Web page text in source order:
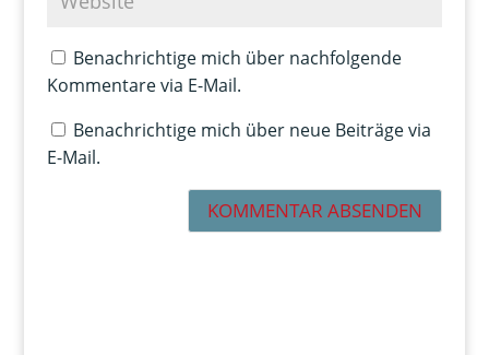
Benachrichtige mich über nachfolgende
Kommentare via E-Mail.
Benachrichtige mich über neue Beiträge via
E-Mail.